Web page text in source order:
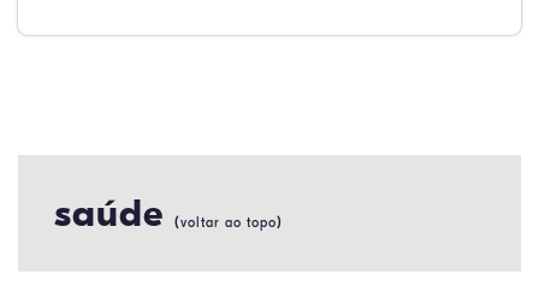
saúde (voltar ao topo)